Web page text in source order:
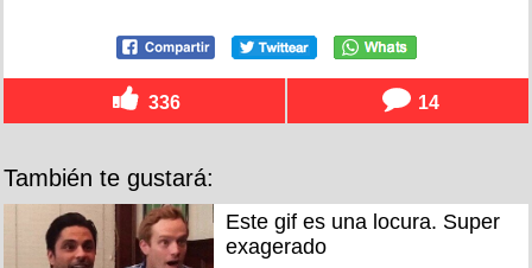
336 14
También te gustará:
Este gif es una locura. Super
exagerado